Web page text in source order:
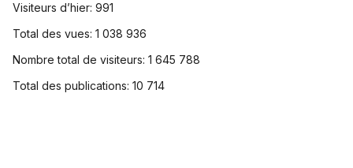
Visiteurs d’hier: 991
Total des vues: 1 038 936
Nombre total de visiteurs: 1 645 788
Total des publications: 10 714